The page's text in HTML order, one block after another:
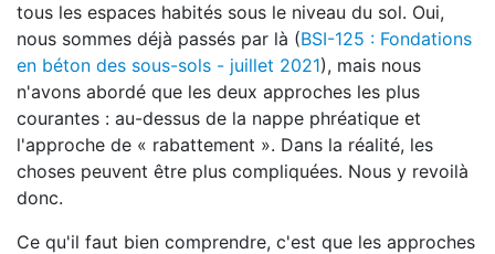
tous les espaces habités sous le niveau du sol. Oui,
nous sommes déjà passés par là (BSI-125 : Fondations
en béton des sous-sols - juillet 2021), mais nous
n'avons abordé que les deux approches les plus
courantes : au-dessus de la nappe phréatique et
l'approche de « rabattement ». Dans la réalité, les
choses peuvent être plus compliquées. Nous y revoilà
donc.
Ce qu'il faut bien comprendre, c'est que les approches